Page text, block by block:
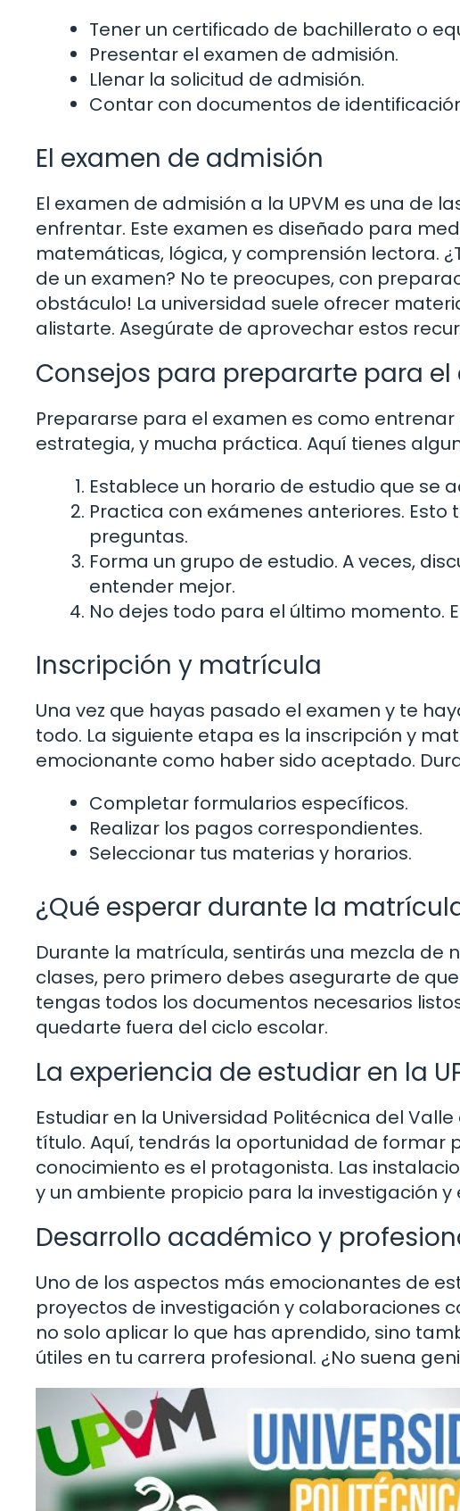
Tener un certificado de bachillerato o
Presentar el examen de admisión.
Llenar la solicitud de admisión.
Contar con documentos de
El examen de admisión
El examen de admisión a la UPVM es una de
enfrentar. Este examen es diseñado para
matemáticas, lógica, y comprensión lectora.
de un examen? No te preocupes, con
obstáculo! La universidad suele ofrecer
alistarte. Asegúrate de aprovechar estos
Consejos para prepararte para el
Prepararse para el examen es como
estrategia, y mucha práctica. Aquí tienes
Establece un horario de estudio que se
Practica con exámenes anteriores.
preguntas.
Forma un grupo de estudio. A veces,
entender mejor.
No dejes todo para el último momento.
Inscripción y matrícula
Una vez que hayas pasado el examen y te
todo. La siguiente etapa es la inscripción y
emocionante como haber sido aceptado.
Completar formularios específicos.
Realizar los pagos correspondientes.
Seleccionar tus materias y horarios.
¿Qué esperar durante la
Durante la matrícula, sentirás una mezcla de
clases, pero primero debes asegurarte de
tengas todos los documentos necesarios
quedarte fuera del ciclo escolar.
La experiencia de estudiar en la
Estudiar en la Universidad Politécnica del
título. Aquí, tendrás la oportunidad de
conocimiento es el protagonista. Las
y un ambiente propicio para la investigación
Desarrollo académico y
Uno de los aspectos más emocionantes de
proyectos de investigación y colaboraciones
no solo aplicar lo que has aprendido, sino
útiles en tu carrera profesional. ¿No suena